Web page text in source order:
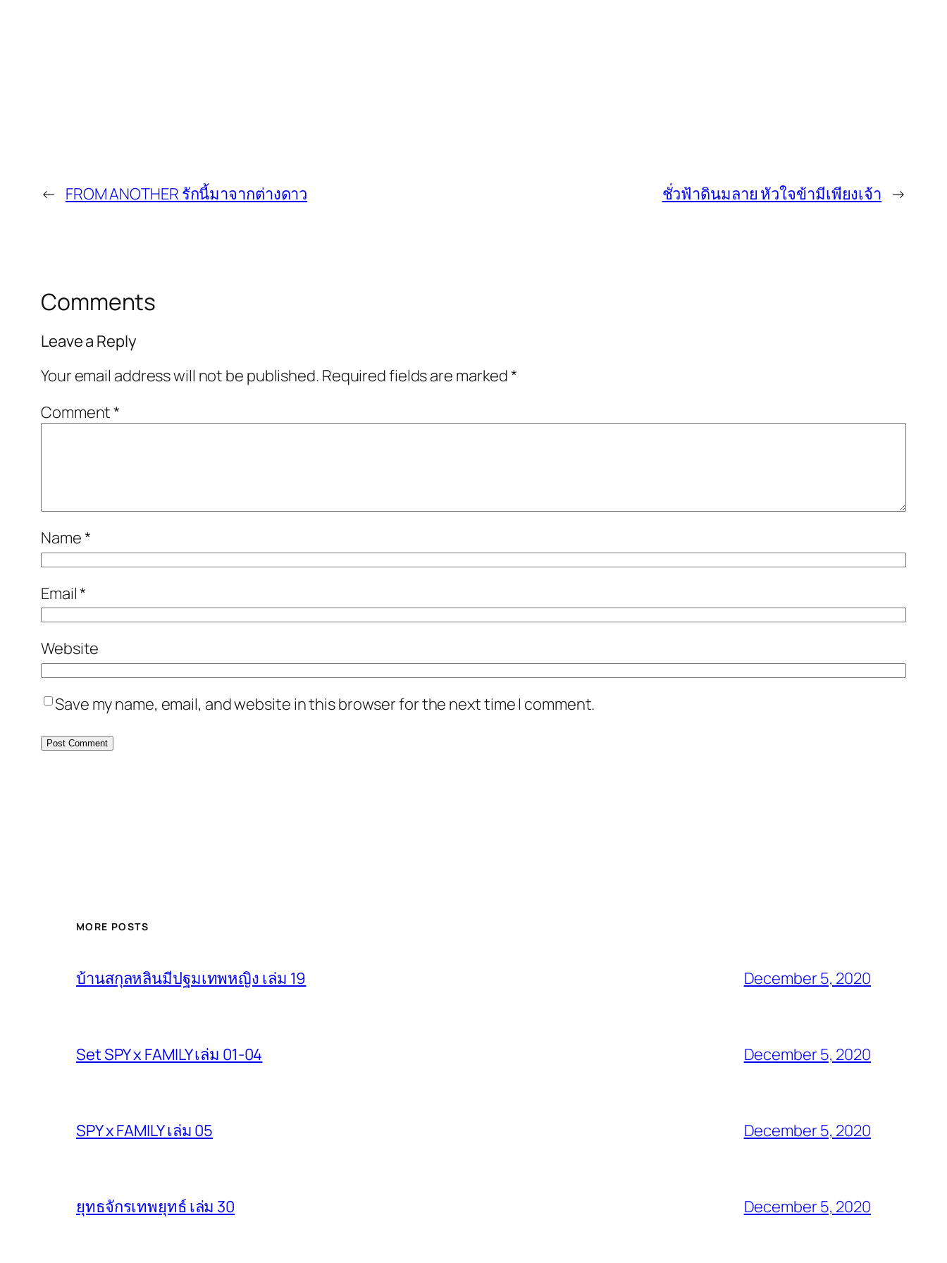
← FROM ANOTHER รักนี้มาจากต่างดาว ชั่วฟ้าดินมลาย หัวใจข้ามีเพียงเจ้า →
Comments
Leave a Reply
Your email address will not be published. Required fields are marked*
Comment*
Name*
Email*
Website
Save my name, email, and website in this browser for the next time I comment.
MORE POSTS
บ้านสกุลหลินมีปฐมเทพหญิง เล่ม 19 December 5, 2020
Set SPY x FAMILY เล่ม 01-04 December 5, 2020
SPY x FAMILY เล่ม 05 December 5, 2020
ยุทธจักรเทพยุทธ์ เล่ม 30 December 5, 2020